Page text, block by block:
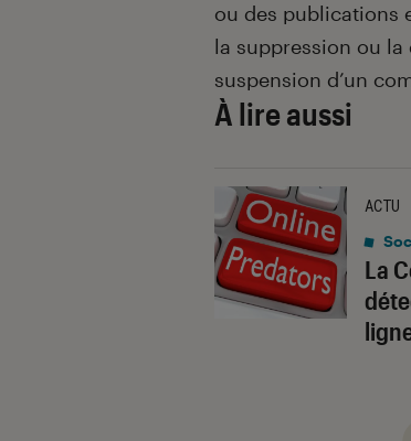
ou des publications
la suppression ou la
suspension d’un
À lire aussi
La
ACTU